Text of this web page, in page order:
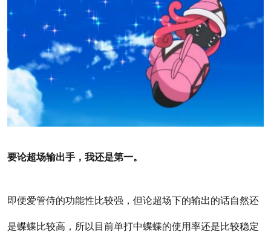
要论超场输出手，我还是第一。
即便爱管侍的功能性比较强，但论超场下的输出的话自然还
是蝶蝶比较高，所以目前单打中蝶蝶的使用率还是比较稳定